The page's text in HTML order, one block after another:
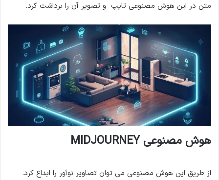
متن در این هوش مصنوعی تایپ و تصویر آن را برداشت کرد.
هوش مصنوعی MIDJOURNEY
از طریق این هوش مصنوعی می توان تصاویر نوآور را ابداع کرد.